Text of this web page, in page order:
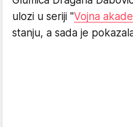
ulozi u seriji "Vojna
stanju, a sada je